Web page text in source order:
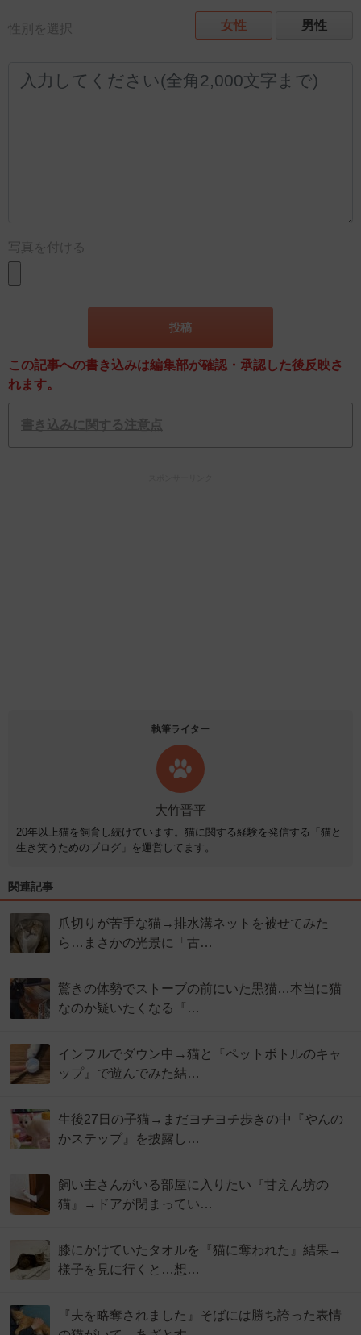
性別を選択 女性 男性
写真を付ける
この記事への書き込みは編集部が確認・承認した後反映さ
れます。
書き込みに関する注意点
執筆ライター
大竹晋平
20年以上猫を飼育し続けています。猫に関する経験を発信する「猫と
生き笑うためのブログ」を運営してます。
関連記事
爪切りが苦手な猫→排水溝ネットを被せてみた
ら…まさかの光景に「古…
驚きの体勢でストーブの前にいた黒猫…本当に猫
なのか疑いたくなる『…
インフルでダウン中→猫と『ペットボトルのキャ
ップ』で遊んでみた結…
生後27日の子猫→まだヨチヨチ歩きの中『やんの
かステップ』を披露し…
飼い主さんがいる部屋に入りたい『甘えん坊の
猫』→ドアが閉まってい…
膝にかけていたタオルを『猫に奪われた』結果→
様子を見に行くと…想…
『夫を略奪されました』そばには勝ち誇った表情